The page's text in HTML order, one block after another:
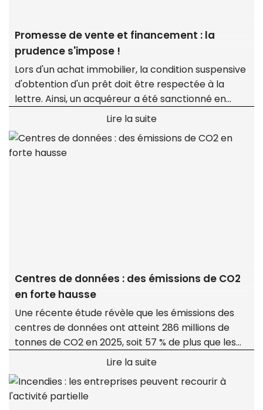
Promesse de vente et financement : la
prudence s'impose !
Lors d'un achat immobilier, la condition suspensive
d'obtention d'un prêt doit être respectée à la
lettre. Ainsi, un acquéreur a été sanctionné en
justice pour avoir demandé à sa banque un taux
inférieur à celui mentionné dans la promesse,
faisant échouer la transaction.
Lire la suite
Centres de données : des émissions de CO2
en forte hausse
Une récente étude révèle que les émissions des
centres de données ont atteint 286 millions de
tonnes de CO2 en 2025, soit 57 % de plus que les
évaluations antérieures.Lire la suite